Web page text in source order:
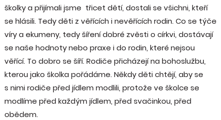
školky a přijímali jsme třicet dětí, dostali se všichni, kteří
se hlásili. Tedy děti z věřících i nevěřících rodin. Co se týče
víry a ekumeny, tedy šíření dobré zvěsti o církvi, dostávají
se naše hodnoty nebo praxe i do rodin, které nejsou
věřící. To dobro se šíří. Rodiče přicházejí na bohoslužbu,
kterou jako školka pořádáme. Někdy děti chtějí, aby se
s nimi rodiče před jídlem modlili, protože ve školce se
modlíme před každým jídlem, před svačinkou, před
obědem.